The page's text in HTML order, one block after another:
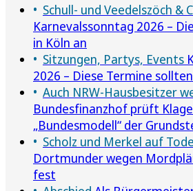
Schull- und Veedelszöch &
Karnevalssonntag 2026 –
in Köln an
Sitzungen, Partys, Events
2026 – Diese Termine
Auch NRW-Hausbesitzer
Bundesfinanzhof prüft
„Bundesmodell“ der
Scholz und Merkel auf
Dortmunder wegen
fest